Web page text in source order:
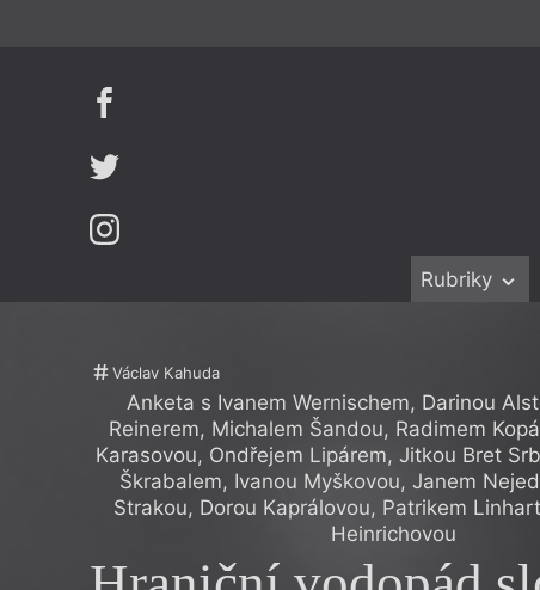
Rubriky
Esejistika
Recenze a
Reportáže
Rozhovory
Mauzoleum
Divadlo
Historie
Dokument
Výroční ceny
Václav Kahuda
Anketa s Ivanem Wernischem, Darinou
Reinerem, Michalem Šandou, Radimem
Karasovou, Ondřejem Lipárem, Jitkou Bret
Škrabalem, Ivanou Myškovou, Janem
Strakou, Dorou Kaprálovou, Patrikem
Heinrichovou